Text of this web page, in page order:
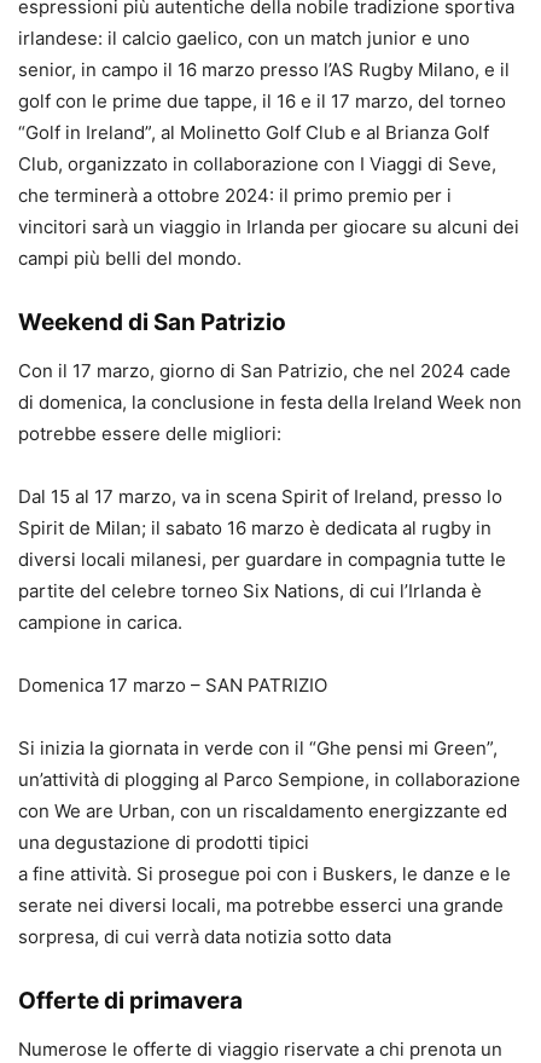
espressioni più autentiche della nobile tradizione sportiva
irlandese: il calcio gaelico, con un match junior e uno
senior, in campo il 16 marzo presso l’AS Rugby Milano, e il
golf con le prime due tappe, il 16 e il 17 marzo, del torneo
“Golf in Ireland”, al Molinetto Golf Club e al Brianza Golf
Club, organizzato in collaborazione con I Viaggi di Seve,
che terminerà a ottobre 2024: il primo premio per i
vincitori sarà un viaggio in Irlanda per giocare su alcuni dei
campi più belli del mondo.
Weekend di San Patrizio
Con il 17 marzo, giorno di San Patrizio, che nel 2024 cade
di domenica, la conclusione in festa della Ireland Week non
potrebbe essere delle migliori:
Dal 15 al 17 marzo, va in scena Spirit of Ireland, presso lo
Spirit de Milan; il sabato 16 marzo è dedicata al rugby in
diversi locali milanesi, per guardare in compagnia tutte le
partite del celebre torneo Six Nations, di cui l’Irlanda è
campione in carica.
Domenica 17 marzo – SAN PATRIZIO
Si inizia la giornata in verde con il “Ghe pensi mi Green”,
un’attività di plogging al Parco Sempione, in collaborazione
con We are Urban, con un riscaldamento energizzante ed
una degustazione di prodotti tipici
a fine attività. Si prosegue poi con i Buskers, le danze e le
serate nei diversi locali, ma potrebbe esserci una grande
sorpresa, di cui verrà data notizia sotto data
Offerte di primavera
Numerose le offerte di viaggio riservate a chi prenota un